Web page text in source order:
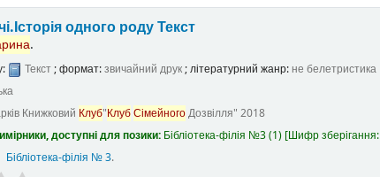
одного родуТекст
.
Текст; формат:звичайний друк; літературний жанр: не белетристика
Книжковий Клуб"КлубСімейногоДозвілля" 2018
доступні для позики: Бібліотека-філія №3(1) Шифр зберігання:
Бібліотека-філія № 3.